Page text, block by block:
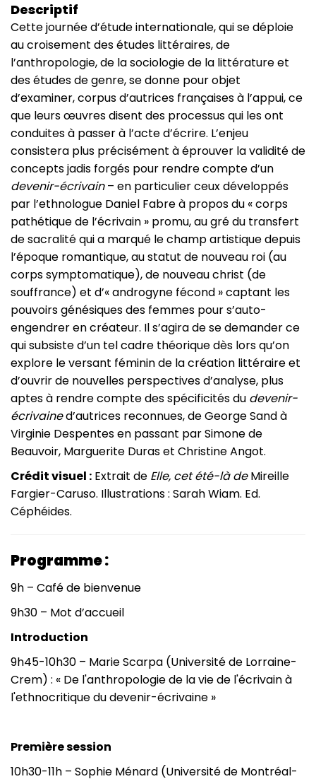
Descriptif
Cette journée d’étude internationale, qui se déploie
au croisement des études littéraires, de
l’anthropologie, de la sociologie de la littérature et
des études de genre, se donne pour objet
d’examiner, corpus d’autrices françaises à l’appui, ce
que leurs œuvres disent des processus qui les ont
conduites à passer à l’acte d’écrire. L’enjeu
consistera plus précisément à éprouver la validité de
concepts jadis forgés pour rendre compte d’un
devenir-écrivain– en particulier ceux développés
par l’ethnologue Daniel Fabre à propos du « corps
pathétique de l’écrivain » promu, au gré du transfert
de sacralité qui a marqué le champ artistique depuis
l’époque romantique, au statut de nouveau roi (au
corps symptomatique), de nouveau christ (de
souffrance) et d’« androgyne fécond » captant les
pouvoirs génésiques des femmes pour s’auto-
engendrer en créateur. Il s’agira de se demander ce
qui subsiste d’un tel cadre théorique dès lors qu’on
explore le versant féminin de la création littéraire et
d’ouvrir de nouvelles perspectives d’analyse, plus
aptes à rendre compte des spécificités du devenir-
écrivained’autrices reconnues, de George Sand à
Virginie Despentes en passant par Simone de
Beauvoir, Marguerite Duras et Christine Angot.
Crédit visuel : Extrait de Elle, cet été-là deMireille
Fargier-Caruso. Illustrations : Sarah Wiam. Ed.
Céphéides.
Programme :
9h – Café de bienvenue
9h30 – Mot d’accueil
Introduction
9h45-10h30 – Marie Scarpa (Université de Lorraine-
Crem) : « De l'anthropologie de la vie de l'écrivain à
l'ethnocritique du devenir-écrivaine »
Première session
10h30-11h – Sophie Ménard (Université de Montréal-